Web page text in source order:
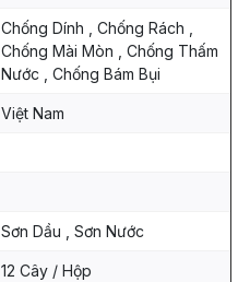
Chống Dính , Chống Rách ,
Chống Mài Mòn , Chống Thấm
Nước , Chống Bám Bụi
Việt Nam
Sơn Dầu , Sơn Nước
12 Cây / Hộp